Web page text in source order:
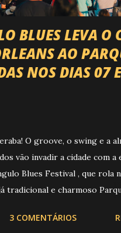
BLUES LEVA O
AO
NOS DIAS 07
O groove, o swing e a
vão invadir a cidade com a
Blues Festival , que rola
tradicional e charmoso
3 COMENTÁRIOS